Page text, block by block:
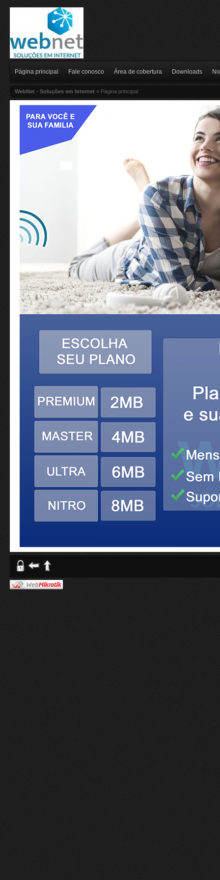
Página principal Fale conosco Área de cobertura Downloads
WebNet - Soluções em Internet » Página principal